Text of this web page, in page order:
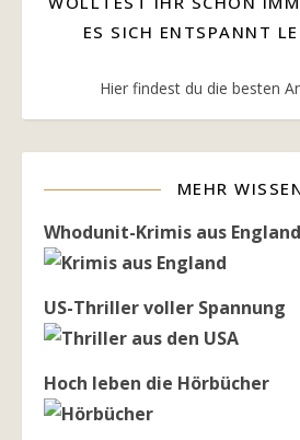
ES SICH ENTSPANNT
Hier findest du die besten
MEHR
Whodunit-Krimis aus England
US-Thriller voller Spannung
Hoch leben die Hörbücher